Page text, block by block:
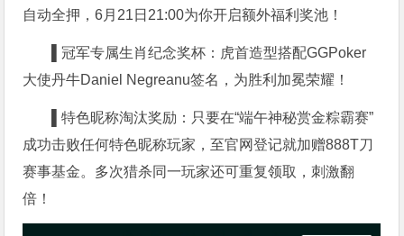
自动全押，6月21日21:00为你开启额外福利奖池！
▌冠军专属生肖纪念奖杯：虎首造型搭配GGPoker
大使丹牛Daniel Negreanu签名，为胜利加冕荣耀！
▌特色昵称淘汰奖励：只要在“端午神秘赏金粽霸赛”
成功击败任何特色昵称玩家，至官网登记就加赠888T刀
赛事基金。多次猎杀同一玩家还可重复领取，刺激翻
倍！